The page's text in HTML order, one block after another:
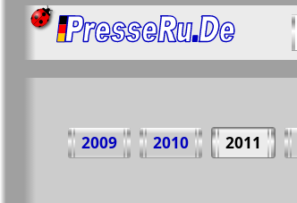
2009 2010 2011